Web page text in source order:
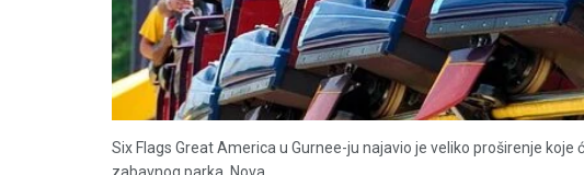
Six Flags Great America u Gurnee-ju najavio je veliko proširenje
zabavnog parka. Nova...